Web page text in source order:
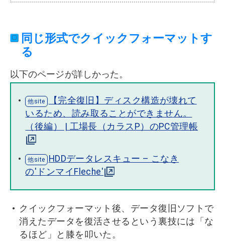
同じ形式でクイックフォーマットす
る
以下のページが詳しかった。
【完全復旧】ディスク構造が壊れて
いるため、読み取ることができません。
（後編） | 工場長（カラスP）のPC管理帳
HDDデータレスキュー – こなき
の'ドンマイFleche'
クイックフォーマット後、データ復旧ソフトで
消えたデータを復活させるという裏技には「な
るほど」と膝を叩いた。